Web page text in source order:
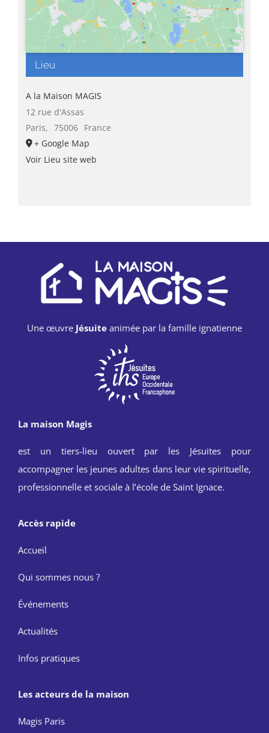
Lieu
A la Maison MAGIS
12 rue d'Assas
Paris, 75006 France
+ Google Map
Voir Lieu site web
Une œuvre Jésuite animée par la famille ignatienne
La maison Magis
est un tiers-lieu ouvert par les Jésuites pour
accompagner les jeunes adultes dans leur vie spirituelle,
professionnelle et sociale à l’école de Saint Ignace.
Accès rapide
Accueil
Qui sommes nous ?
Événements
Actualités
Infos pratiques
Les acteurs de la maison
Magis Paris